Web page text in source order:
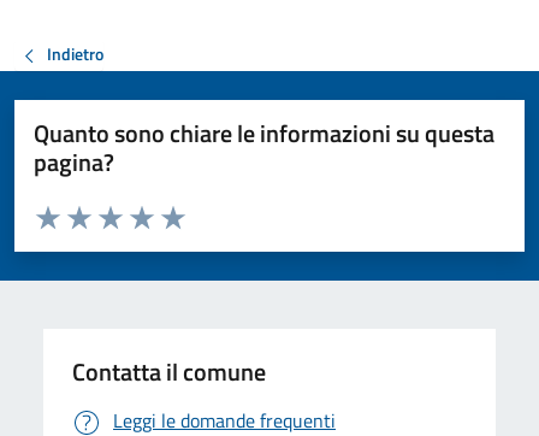
Indietro
Quanto sono chiare le informazioni su questa
pagina?
Valuta da 1 a 5 stelle la pagina
Valuta 5 stelle su 5
Valuta 4 stelle su 5
Valuta 3 stelle su 5
Valuta 2 stelle su 5
Valuta 1 stelle su 5
Contatta il comune
Leggi le domande frequenti